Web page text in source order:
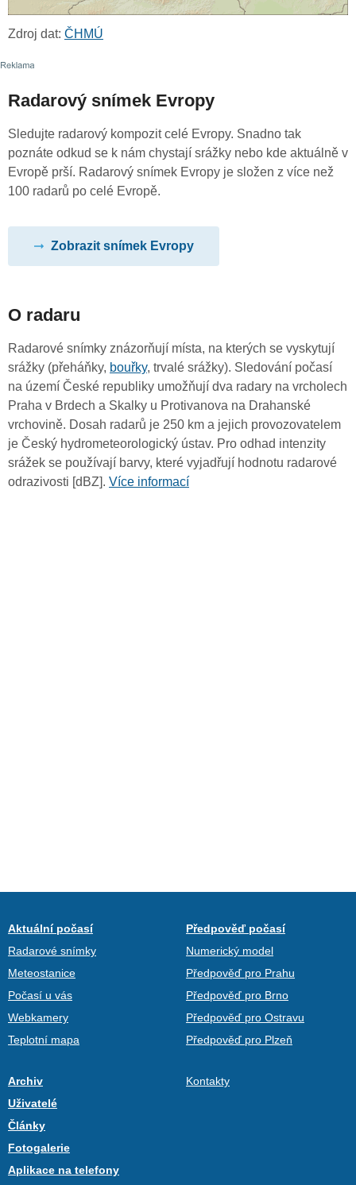
Zdroj dat: ČHMÚ
Radarový snímek Evropy
Sledujte radarový kompozit celé Evropy. Snadno tak
poznáte odkud se k nám chystají srážky nebo kde aktuálně v
Evropě prší. Radarový snímek Evropy je složen z více než
100 radarů po celé Evropě.
Zobrazit snímek Evropy
O radaru
Radarové snímky znázorňují místa, na kterých se vyskytují
srážky (přeháňky, bouřky, trvalé srážky). Sledování počasí
na území České republiky umožňují dva radary na vrcholech
Praha v Brdech a Skalky u Protivanova na Drahanské
vrchovině. Dosah radarů je 250 km a jejich provozovatelem
je Český hydrometeorologický ústav. Pro odhad intenzity
srážek se používají barvy, které vyjadřují hodnotu radarové
odrazivosti [dBZ]. Více informací
Aktuální počasí
Radarové snímky
Meteostanice
Počasí u vás
Webkamery
Teplotní mapa
Předpověď počasí
Numerický model
Předpověď pro Prahu
Předpověď pro Brno
Předpověď pro Ostravu
Předpověď pro Plzeň
Archiv
Uživatelé
Články
Fotogalerie
Aplikace na telefony
Kontakty